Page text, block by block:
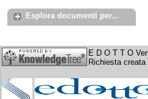
Esplora documenti per...
E D O T T O
Richiesta creata